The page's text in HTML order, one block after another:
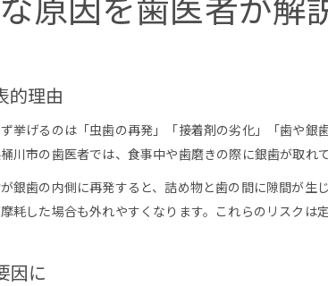
噛み合わせのズレが銀歯外れの
虫歯や摩耗が銀歯を外す理由とは
歯医者が説明する虫歯再発の
摩耗による銀歯脱落のメカニ
歯医者視点でみる歯の劣化と
原因を歯医者が解
的理由
挙げるのは「虫歯の再発」「接着剤の劣化」「歯や
川市の歯医者では、食事中や歯磨きの際に銀歯が取れ
銀歯の内側に再発すると、詰め物と歯の間に隙間が
耗した場合も外れやすくなります。これらのリスクは
因に